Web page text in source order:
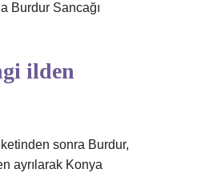
Burdur Sancağı
ilden
sonra Burdur,
ayrılarak Konya